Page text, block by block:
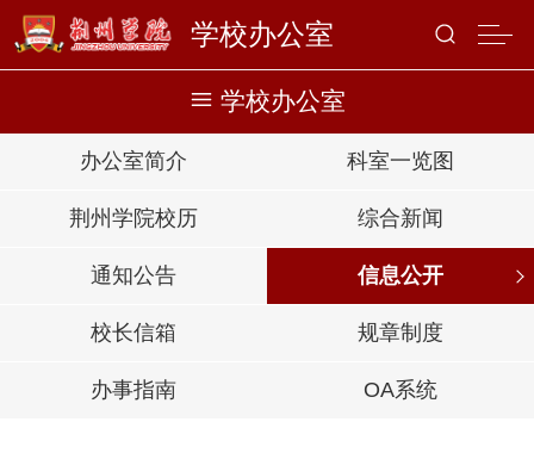
学校办公室
学校办公室
办公室简介 科室一览图
荆州学院校历 综合新闻
通知公告 信息公开
校长信箱 规章制度
办事指南 OA系统